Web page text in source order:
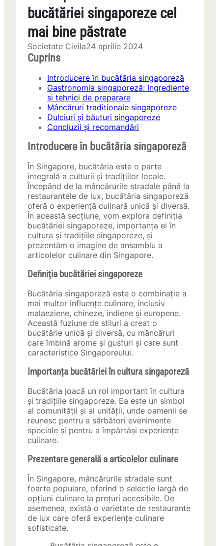
bucătăriei singaporeze cel
mai bine păstrate
Societate Civila24 aprilie 2024
Cuprins
Introducere în bucătăria singaporeză
Gastronomia singaporeză: Ingrediente
și tehnici de preparare
Mâncăruri traditionale singaporeze
Dulciuri și băuturi singaporeze
Concluzii și recomandări
Introducere în bucătăria singaporeză
În Singapore, bucătăria este o parte
integrală a culturii și tradițiilor locale.
Începând de la mâncărurile stradale până la
restaurantele de lux, bucătăria singaporeză
oferă o experiență culinară unică și diversă.
În această secțiune, vom explora definiția
bucătăriei singaporeze, importanța ei în
cultura și tradițiile singaporeze, și
prezentăm o imagine de ansamblu a
articolelor culinare din Singapore.
Definiția bucătăriei singaporeze
Bucătăria singaporeză este o combinație a
mai multor influențe culinare, inclusiv
malaeziene, chineze, indiene și europene.
Această fuziune de stiluri a creat o
bucătărie unică și diversă, cu mâncăruri
care îmbină arome și gusturi și care sunt
caracteristice Singaporeului.
Importanța bucătăriei în cultura singaporeză
Bucătăria joacă un rol important în cultura
și tradițiile singaporeze. Ea este un simbol
al comunității și al unității, unde oamenii se
reunesc pentru a sărbători evenimente
speciale și pentru a împărtăși experiențe
culinare.
Prezentare generală a articolelor culinare
În Singapore, mâncărurile stradale sunt
foarte populare, oferind o selecție largă de
opțiuni culinare la prețuri accesibile. De
asemenea, există o varietate de restaurante
de lux care oferă experiențe culinare
sofisticate.